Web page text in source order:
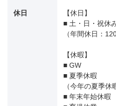
休日
【休日】
■ 土・日・祝休
（年間休日：120
【休暇】
■ GW
■ 夏季休暇
（今年の夏季休
■ 年末年始休暇